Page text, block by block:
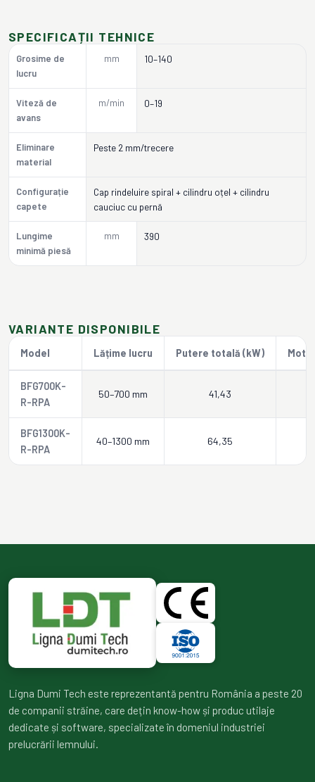
SPECIFICAȚII TEHNICE
Grosime de
lucru
mm 10–140
Viteză de
avans
m/min 0–19
Eliminare
material
Peste 2 mm/trecere
Configurație
capete
Cap rindeluire spiral + cilindru oțel + cilindru
cauciuc cu pernă
Lungime
minimă piesă
mm 390
VARIANTE DISPONIBILE
Model Lățime lucru Putere totală (kW)
BFG700K-
R-RPA
50–700 mm 41,43
BFG1300K-
R-RPA
40–1300 mm 64,35
Ligna Dumi Tech este reprezentantă pentru România a peste 20
de companii străine, care dețin know-how și produc utilaje
dedicate și software, specializate în domeniul industriei
prelucrării lemnului.